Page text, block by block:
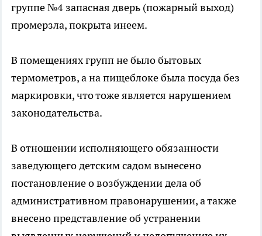
группе №4 запасная дверь (пожарный выход)
промерзла, покрыта инеем.
В помещениях групп не было бытовых
термометров, а на пищеблоке была посуда без
маркировки, что тоже является нарушением
законодательства.
В отношении исполняющего обязанности
заведующего детским садом вынесено
постановление о возбуждении дела об
административном правонарушении, а также
внесено представление об устранении